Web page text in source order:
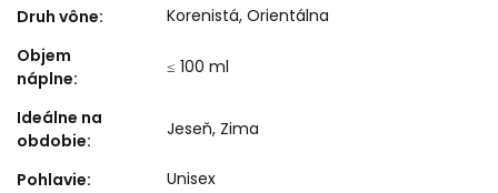
Druh vône: Korenistá, Orientálna
Objem
náplne:
≤ 100 ml
Ideálne na
obdobie:
Jeseň, Zima
Pohlavie:
Unisex